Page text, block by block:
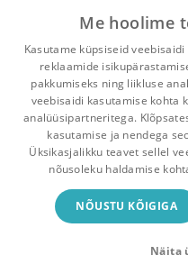
Skuespil
1 1
Pealehele Ostukorv
Vaheta raamatuid
Me hoolime
Kasutame küpsiseid
reklaamide
pakkumiseks ning liikluse
veebisaidi kasutamise kohta
analüüsipartneritega.
kasutamise ja nendega
Üksikasjalikku teavet sellel
nõusoleku haldamise
NÕUSTU KÕIGIGA
Näita